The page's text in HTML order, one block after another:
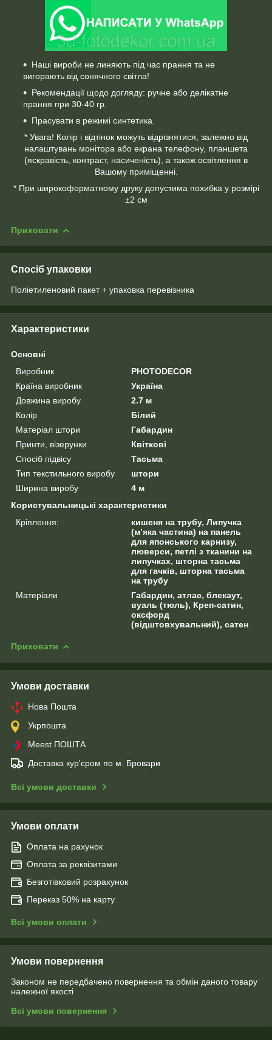
Наші вироби не линяють під час прання та не
вигорають від сонячного світла!
Рекомендації щодо догляду: ручне або делікатне
прання при 30-40 гр.
Прасувати в режимі синтетика.
* Увага! Колір і відтінок можуть відрізнятися, залежно від
налаштувань монітора або екрана телефону, планшета
(яскравість, контраст, насиченість), а також освітлення в
Вашому приміщенні.
* При широкоформатному друку допустима похибка у розмірі
±2 см
Приховати
Спосіб упаковки
Поліетиленовий пакет + упаковка перевізника
Характеристики
Основні
Виробник
PHOTODECOR
Країна виробник
Україна
Довжина виробу
2.7 м
Колір
Білий
Матеріал штори
Габардин
Принти, візерунки
Квіткові
Спосіб підвісу
Тасьма
Тип текстильного виробу
штори
Ширина виробу
4 м
Користувальницькі характеристики
Кріплення:
кишеня на трубу, Липучка
(м’яка частина) на панель
для японського карнизу,
люверси, петлі з тканини на
липучках, шторна тасьма
для гачків, шторна тасьма
на трубу
Матеріали
Габардин, атлас, блекаут,
вуаль (тюль), Креп-сатин,
оксфорд
(відштовхувальний), сатен
Приховати
Умови доставки
Нова Пошта
Укрпошта
Meest ПОШТА
Доставка кур'єром по м. Бровари
Всі умови доставки
Умови оплати
Оплата на рахунок
Оплата за реквізитами
Безготівковий розрахунок
Переказ 50% на карту
Всі умови оплати
Умови повернення
Законом не передбачено повернення та обмін даного товару
належної якості
Всі умови повернення